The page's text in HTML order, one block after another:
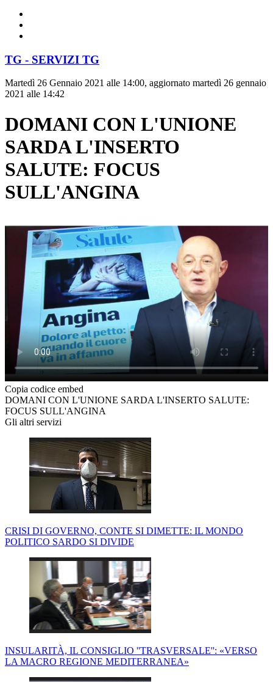
TG - SERVIZI TG
Martedì 26 Gennaio 2021 alle 14:00, aggiornato martedì 26 gennaio
2021 alle 14:42
DOMANI CON L'UNIONE
SARDA L'INSERTO
SALUTE: FOCUS
SULL'ANGINA
Copia codice embed
DOMANI CON L'UNIONE SARDA L'INSERTO SALUTE:
FOCUS SULL'ANGINA
Gli altri servizi
CRISI DI GOVERNO, CONTE SI DIMETTE: IL MONDO
POLITICO SARDO SI DIVIDE
INSULARITÀ, IL CONSIGLIO ''TRASVERSALE'': «VERSO
LA MACRO REGIONE MEDITERRANEA»